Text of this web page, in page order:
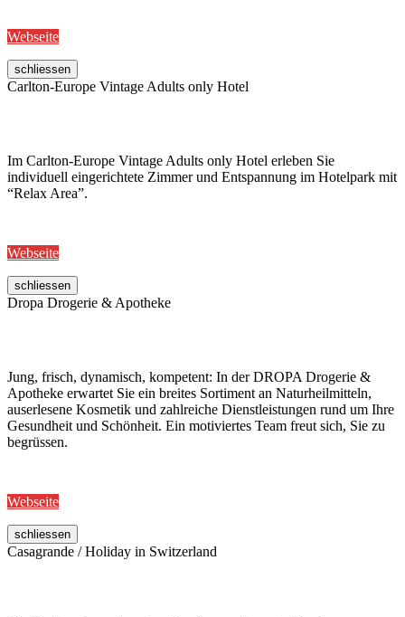
Webseite
schliessen
Carlton-Europe Vintage Adults only Hotel
Im Carlton-Europe Vintage Adults only Hotel erleben Sie
individuell eingerichtete Zimmer und Entspannung im Hotelpark mit
“Relax Area”.
Webseite
schliessen
Dropa Drogerie & Apotheke
Jung, frisch, dynamisch, kompetent: In der DROPA Drogerie &
Apotheke erwartet Sie ein breites Sortiment an Naturheilmitteln,
auserlesene Kosmetik und zahlreiche Dienstleistungen rund um Ihre
Gesundheit und Schönheit. Ein motiviertes Team freut sich, Sie zu
begrüssen.
Webseite
schliessen
Casagrande / Holiday in Switzerland